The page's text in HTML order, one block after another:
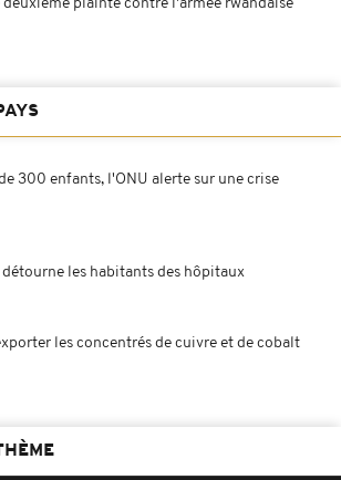
deuxième plainte contre l'armée rwandaise
300 enfants, l'ONU alerte sur une crise
détourne les habitants des hôpitaux
les concentrés de cuivre et de cobalt